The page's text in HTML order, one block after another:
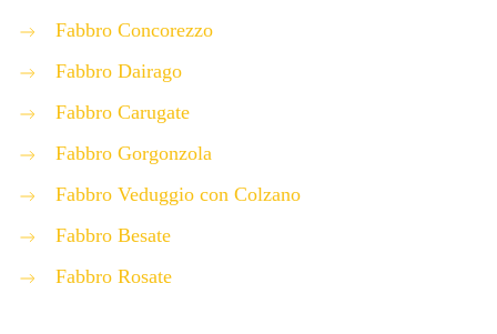
Fabbro Concorezzo
Fabbro Dairago
Fabbro Carugate
Fabbro Gorgonzola
Fabbro Veduggio con Colzano
Fabbro Besate
Fabbro Rosate